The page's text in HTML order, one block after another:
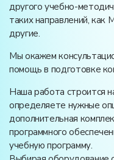
другого учебно-
таких направлений, как
другие.
Мы окажем
помощь в подготовке
Наша работа строится
определяете нужные
дополнительная
программного
учебную программу.